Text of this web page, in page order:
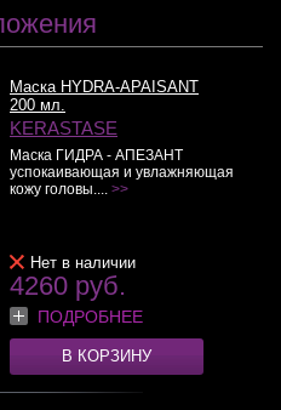
Маска HYDRA-APAISANT
200 мл.
KERASTASE
Маска ГИДРА - АПЕЗАНТ
успокаивающая и увлажняющая
кожу головы.... >>
Нет в наличии
4260 руб.
ПОДРОБНЕЕ
В КОРЗИНУ